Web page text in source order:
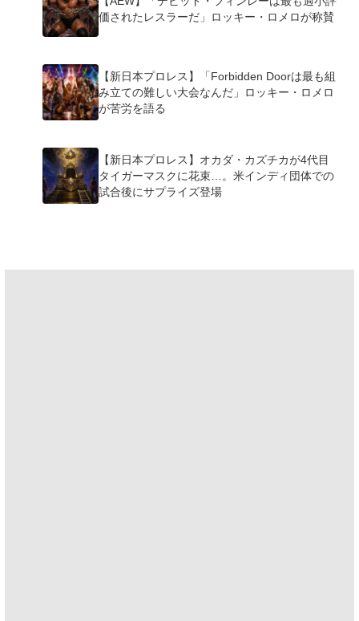
価されたレスラーだ」ロッキー・ロメロが称賛
【新日本プロレス】「Forbidden Doorは最も組
み立ての難しい大会なんだ」ロッキー・ロメロ
が苦労を語る
【新日本プロレス】オカダ・カズチカが4代目
タイガーマスクに花束…。米インディ団体での
試合後にサプライズ登場